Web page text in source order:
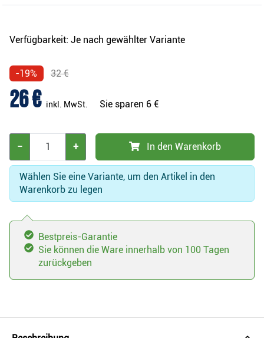
Verfügbarkeit: Je nach gewählter Variante
-19% 32 €
26 € inkl. MwSt. Sie sparen 6 €
− + In den Warenkorb
Wählen Sie eine Variante, um den Artikel in den
Warenkorb zu legen
Bestpreis-Garantie
Sie können die Ware innerhalb von 100 Tagen
zurückgeben